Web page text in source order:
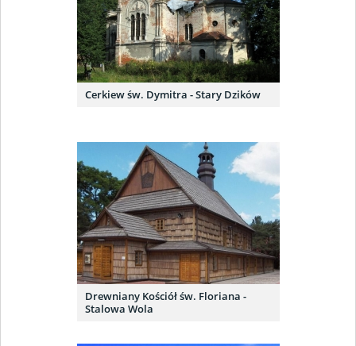
Cerkiew św. Dymitra - Stary Dzików
Drewniany Kościół św. Floriana -
Stalowa Wola